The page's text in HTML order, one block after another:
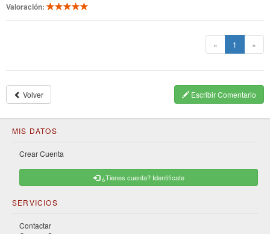
Valoración:
« 1 (current)
»
Volver Escribir Comentario
MIS DATOS
Crear Cuenta
¿Tienes cuenta? Identificate
SERVICIOS
Contactar